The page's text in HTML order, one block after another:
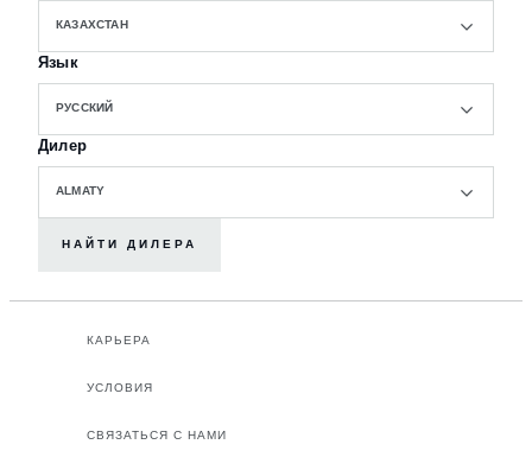
КАЗАХСТАН
Язык
РУССКИЙ
Дилер
ALMATY
НАЙТИ ДИЛЕРА
КАРЬЕРА
УСЛОВИЯ
СВЯЗАТЬСЯ С НАМИ